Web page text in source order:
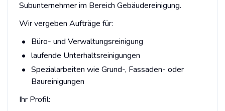
Subunternehmer im Bereich Gebäudereinigung.
Wir vergeben Aufträge für:
Büro- und Verwaltungsreinigung
laufende Unterhaltsreinigungen
Spezialarbeiten wie Grund-, Fassaden- oder
Baureinigungen
Ihr Profil: